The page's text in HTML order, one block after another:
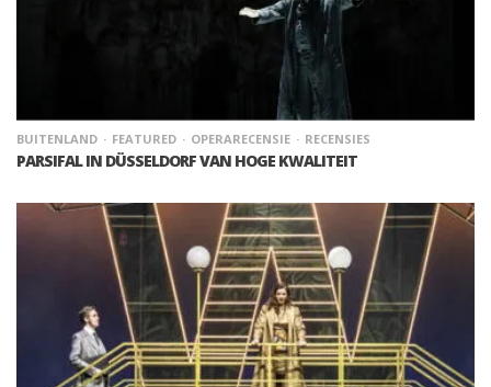
BUITENLAND FEATURED OPERARECENSIE RECENSIES
PARSIFAL IN DÜSSELDORF VAN HOGE KWALITEIT